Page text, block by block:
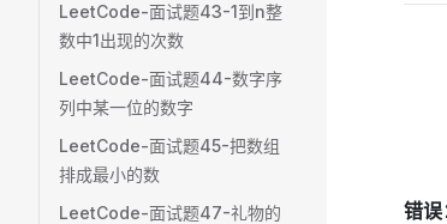
LeetCode-面试题43-1到n整
数中1出现的次数
LeetCode-面试题44-数字序
列中某一位的数字
LeetCode-面试题45-把数组
排成最小的数
LeetCode-面试题47-礼物的